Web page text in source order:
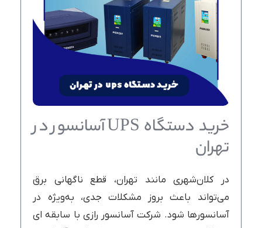
خرید دستگاه UPS آسانسور در
تهران
در کلان‌شهری مانند تهران، قطع ناگهانی برق
می‌تواند باعث بروز مشکلات جدی، به‌ویژه در
آسانسورها شود. شرکت آسانسور رازی با سابقه ای